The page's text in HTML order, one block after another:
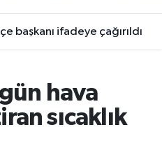
başkanı ifadeye çağırıldı
hava
sıcaklık
ve Fikstür